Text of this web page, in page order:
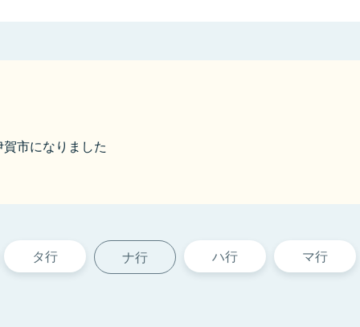
市になりました
タ行 ナ行 ハ行 マ行